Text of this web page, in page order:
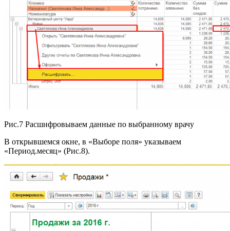
Рис.7 Расшифровываем данные по выбранному врачу
В открывшемся окне, в «Выборе поля» указываем
«Период.месяц» (Рис.8).